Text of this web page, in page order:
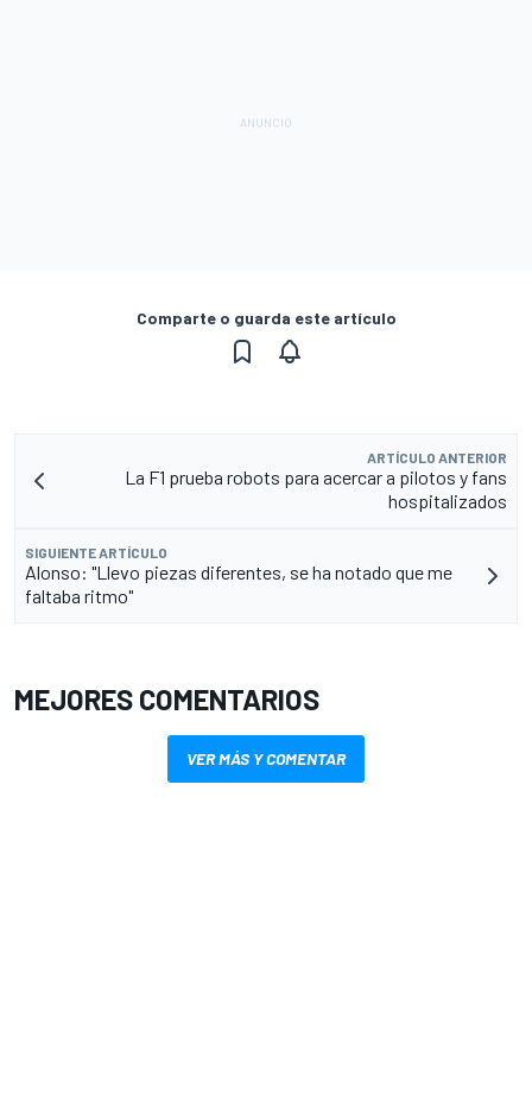
Comparte o guarda este artículo
ARTÍCULO ANTERIOR
La F1 prueba robots para acercar a pilotos y fans
hospitalizados
SIGUIENTE ARTÍCULO
Alonso: "Llevo piezas diferentes, se ha notado que me
faltaba ritmo"
MEJORES COMENTARIOS
VER MÁS Y COMENTAR